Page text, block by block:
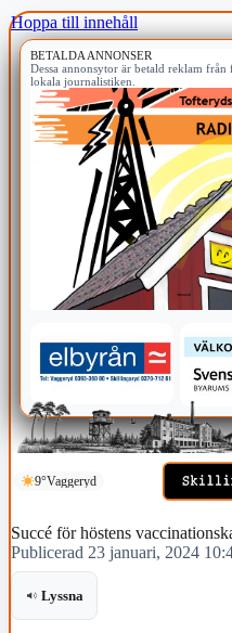
Hoppa till innehåll
BETALDA ANNONSER
Dessa annonsytor är betald reklam
lokala journalistiken.
9°Vaggeryd
Succé för höstens
Publicerad 23 januari, 2024
Lyssna